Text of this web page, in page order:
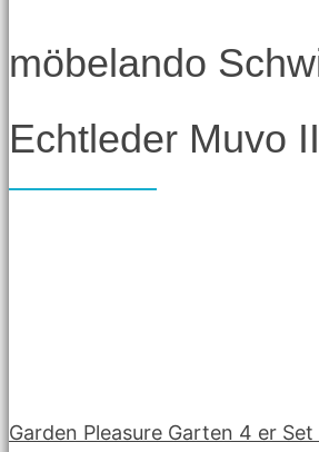
möbelando
Echtleder Muvo
Garden Pleasure Garten 4 er